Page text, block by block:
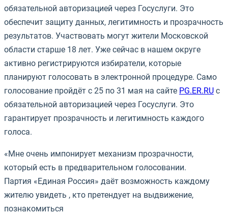
обязательной авторизацией через Госуслуги. Это
обеспечит защиту данных, легитимность и прозрачность
результатов. Участвовать могут жители Московской
области старше 18 лет. Уже сейчас в нашем округе
активно регистрируются избиратели, которые
планируют голосовать в электронной процедуре. Само
голосование пройдёт с 25 по 31 мая на сайте PG.ER.RU с
обязательной авторизацией через Госуслуги. Это
гарантирует прозрачность и легитимность каждого
голоса.
«Мне очень импонирует механизм прозрачности,
который есть в предварительном голосовании.
Партия «Единая Россия» даёт возможность каждому
жителю увидеть , кто претендует на выдвижение,
познакомиться